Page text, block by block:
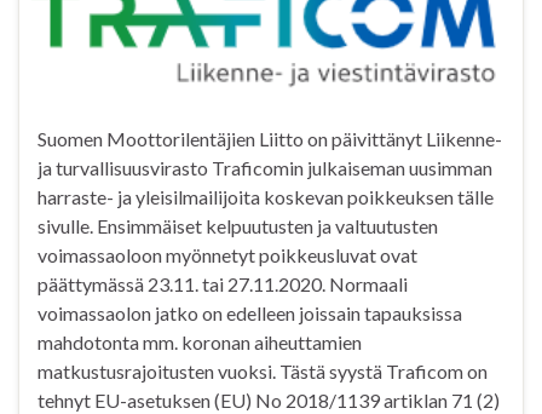
Suomen Moottorilentäjien Liitto on päivittänyt Liikenne-
ja turvallisuusvirasto Traficomin julkaiseman uusimman
harraste- ja yleisilmailijoita koskevan poikkeuksen tälle
sivulle. Ensimmäiset kelpuutusten ja valtuutusten
voimassaoloon myönnetyt poikkeusluvat ovat
päättymässä 23.11. tai 27.11.2020. Normaali
voimassaolon jatko on edelleen joissain tapauksissa
mahdotonta mm. koronan aiheuttamien
matkustusrajoitusten vuoksi. Tästä syystä Traficom on
tehnyt EU-asetuksen (EU) No 2018/1139 artiklan 71 (2)